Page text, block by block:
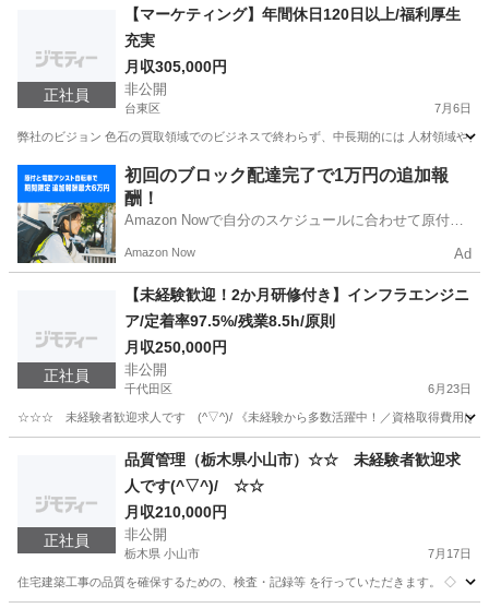
正社員
【マーケティング】年間休日120日以上/福利厚生
充実
月収305,000円
非公開
台東区 7月6日
弊社のビジョン 色石の買取領域でのビジネスで終わらず、中長期的には 人材領域や
マーケティング 取締役
初回のブロック配達完了で1万円の追加報
酬！
Amazon Nowで自分のスケジュールに合わせて原付や
う！
Amazon Now Ad
正社員
【未経験歓迎！2か月研修付き】インフラエンジニ
ア/定着率97.5%/残業8.5h/原則
月収250,000円
非公開
千代田区 6月23日
☆☆☆ 未経験者歓迎求人です (^▽^)/ 《未経験から多数活躍中！／資格取得費用は会
SE
正社員
品質管理（栃木県小山市）☆☆ 未経験者歓迎求
人です(^▽^)/ ☆☆
月収210,000円
非公開
栃木県 小山市 7月17日
住宅建築工事の品質を確保するための、検査・記録等 を行っていただきます